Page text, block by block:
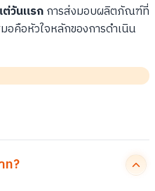
ต่วันแรกการส่งมอบผลิตภัณฑ์ที่
อคือหัวใจหลักของการดำเนิน
ท?